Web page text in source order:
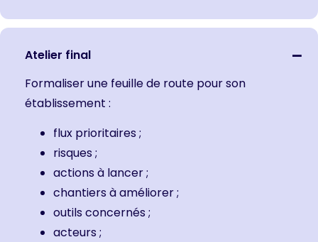
Atelier final
Formaliser une feuille de route pour son
établissement :
flux prioritaires ;
risques ;
actions à lancer ;
chantiers à améliorer ;
outils concernés ;
acteurs ;